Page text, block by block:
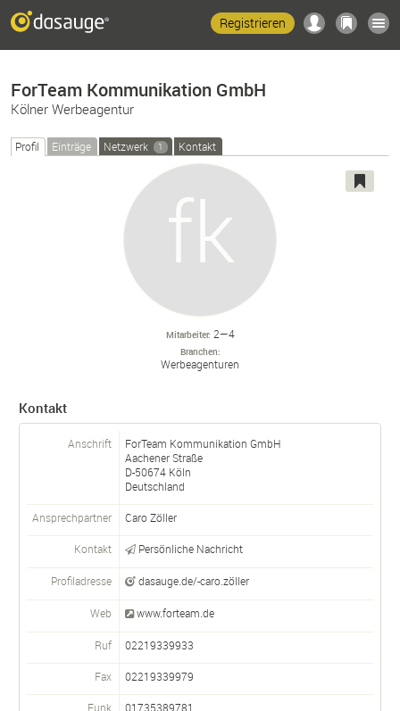
Registrieren
ForTeam Kommunikation GmbH
Kölner Werbeagentur
Profil Einträge Netzwerk 1 Kontakt
Mitarbeiter 2—4
Branchen
Werbeagenturen
Kontakt
Anschrift
ForTeam Kommunikation GmbH
Aachener Straße
D-50674 Köln
Deutschland
Ansprechpartner Caro Zöller
Kontakt Persönliche Nachricht
Profiladresse dasauge.de/-caro.zöller
Web www.forteam.de
Ruf 02219339933
Fax 02219339979
Funk 01735389781